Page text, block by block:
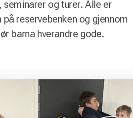
seminarer og turer. Alle er
på reservebenken og gjennom
barna hverandre gode.